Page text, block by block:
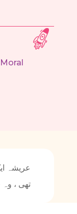
Moral
عریشہ
تھی ، وہ